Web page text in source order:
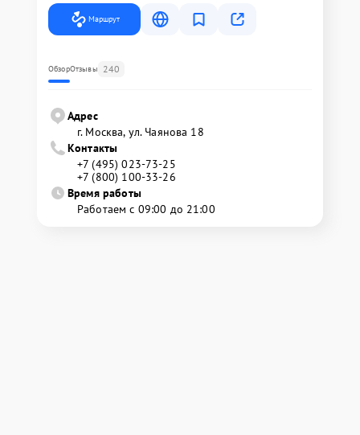
Маршрут
ОбзорОтзывы 240
Адрес
г. Москва, ул. Чаянова 18
Контакты
+7 (495) 023-73-25
+7 (800) 100-33-26
Время работы
Работаем с 09:00 до 21:00